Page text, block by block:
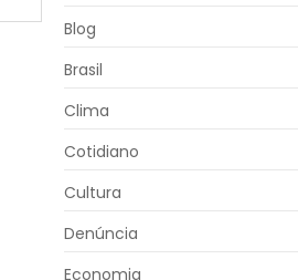
Blog
Brasil
Clima
Cotidiano
Cultura
Denúncia
Economia